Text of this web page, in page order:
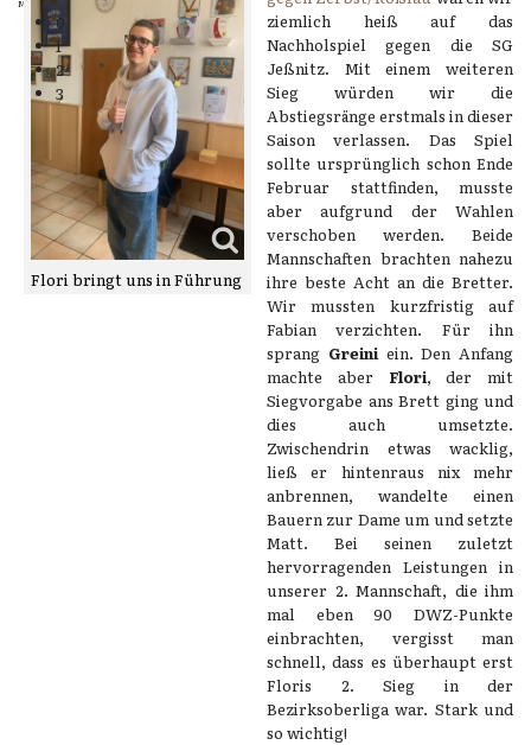
Michail Tal
0
1
2
3
Flori bringt uns in Führung
ziemlich heiß auf das
Nachholspiel gegen die SG
Jeßnitz. Mit einem weiteren
Sieg würden wir die
Abstiegsränge erstmals in dieser
Saison verlassen. Das Spiel
sollte ursprünglich schon Ende
Februar stattfinden, musste
aber aufgrund der Wahlen
verschoben werden. Beide
Mannschaften brachten nahezu
ihre beste Acht an die Bretter.
Wir mussten kurzfristig auf
Fabian verzichten. Für ihn
sprang Greiniein. Den Anfang
machte aber Flori, der mit
Siegvorgabe ans Brett ging und
dies auch umsetzte.
Zwischendrin etwas wacklig,
ließ er hintenraus nix mehr
anbrennen, wandelte einen
Bauern zur Dame um und setzte
Matt. Bei seinen zuletzt
hervorragenden Leistungen in
unserer 2. Mannschaft, die ihm
mal eben 90 DWZ-Punkte
einbrachten, vergisst man
schnell, dass es überhaupt erst
Floris 2. Sieg in der
Bezirksoberliga war. Stark und
so wichtig!